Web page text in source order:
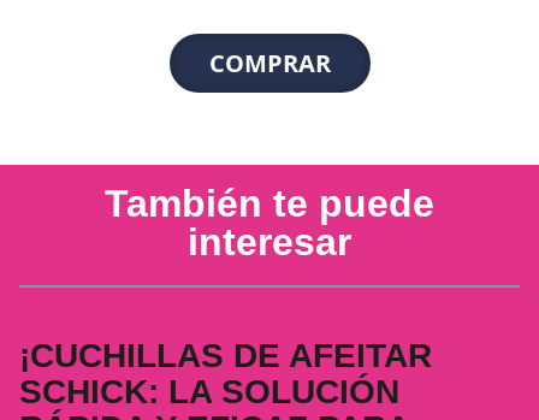
COMPRAR
También te puede
interesar
¡CUCHILLAS DE AFEITAR
SCHICK: LA SOLUCIÓN